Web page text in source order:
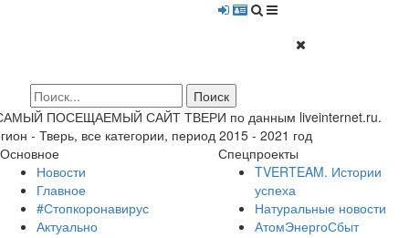
ПОСЕЩАЕМЫЙ САЙТ ТВЕРИ по данным liveinternet.ru.
- Тверь, все категории, период 2015 - 2021 год
Основное
Новости
Главное
#Стопкоронавирус
Актуально
Спецпроекты
TVERTEAM. Истории
успеха
Натуральные новости
АтомЭнергоСбыт